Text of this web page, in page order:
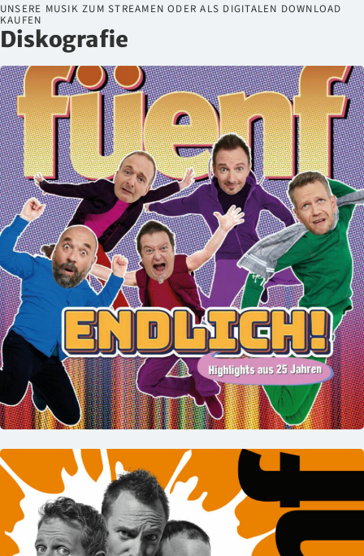
Diskografie
UNSERE MUSIK ZUM STREAMEN ODER ALS DIGITALEN DOWNLOAD
KAUFEN